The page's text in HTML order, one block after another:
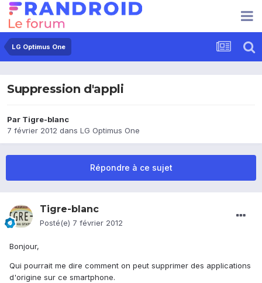
LG Optimus One
Suppression d'appli
Par Tigre-blanc
7 février 2012 dans LG Optimus One
Répondre à ce sujet
Tigre-blanc
Posté(e) 7 février 2012
Bonjour,
Qui pourrait me dire comment on peut supprimer des applications
d'origine sur ce smartphone.